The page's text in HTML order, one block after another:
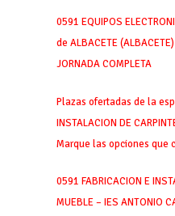
0591 EQUIPOS
de ALBACETE
JORNADA COMPLETA
Plazas ofertadas de la
INSTALACION DE
Marque las opciones que
0591 FABRICACION E
MUEBLE – IES ANTONIO